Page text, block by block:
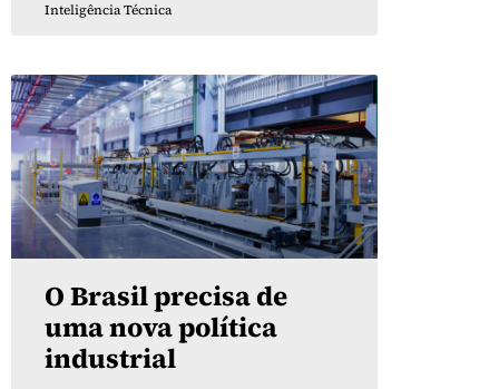
Inteligência Técnica
O Brasil precisa de
uma nova política
industrial